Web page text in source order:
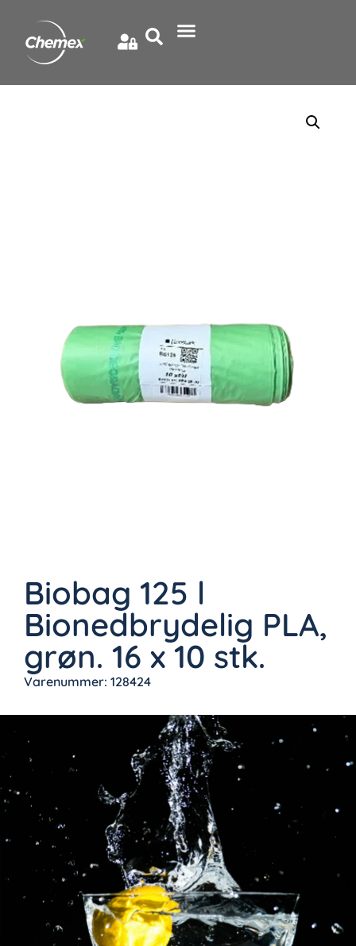
Biobag 125 l
Bionedbrydelig PLA,
grøn. 16 x 10 stk.
Varenummer: 128424